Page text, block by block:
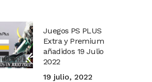
Juegos PS PLUS
Extra y Premium
añadidos 19 Julio
2022
19 julio, 2022